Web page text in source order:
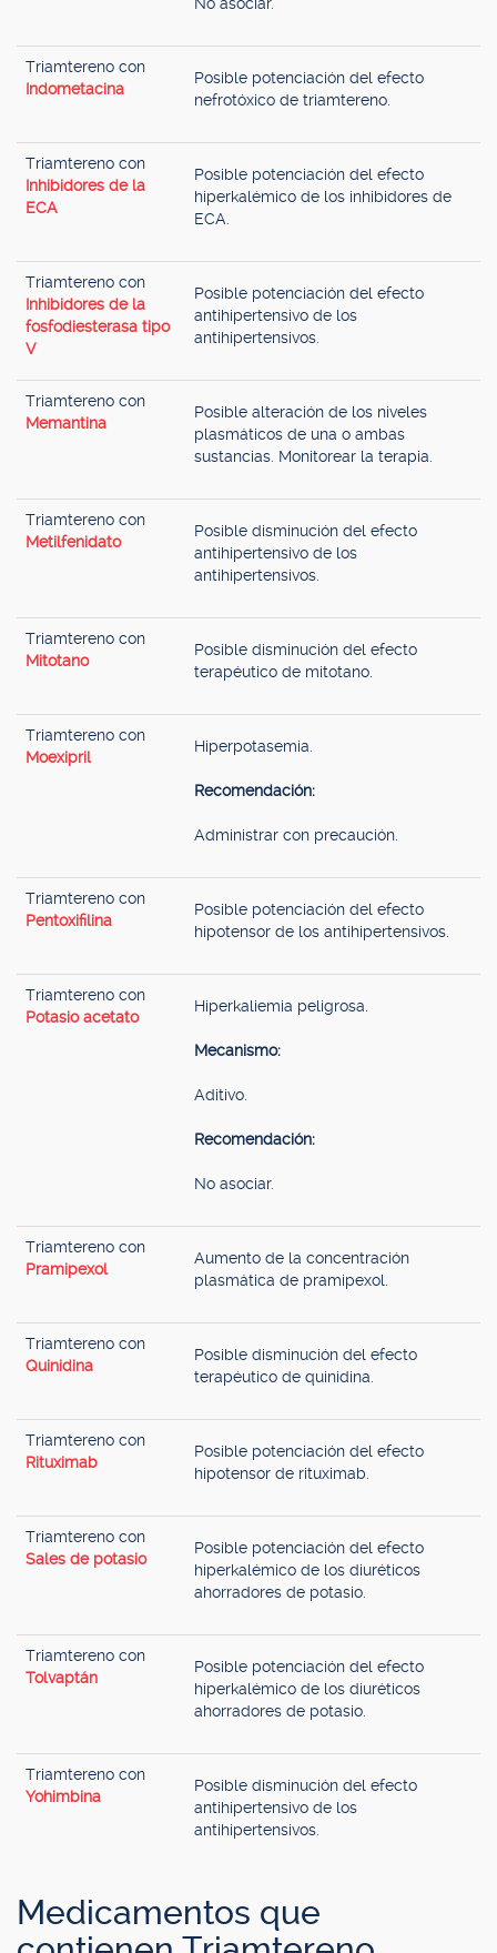
Triamtereno con
Indometacina
Posible potenciación del efecto
nefrotóxico de triamtereno.
Triamtereno con
Inhibidores de la
ECA
Posible potenciación del efecto
hiperkalémico de los inhibidores de
ECA.
Triamtereno con
Inhibidores de la
fosfodiesterasa tipo
V
Posible potenciación del efecto
antihipertensivo de los
antihipertensivos.
Triamtereno con
Memantina
Posible alteración de los niveles
plasmáticos de una o ambas
sustancias. Monitorear la terapia.
Triamtereno con
Metilfenidato
Posible disminución del efecto
antihipertensivo de los
antihipertensivos.
Triamtereno con
Mitotano
Posible disminución del efecto
terapéutico de mitotano.
Triamtereno con
Moexipril
Hiperpotasemia.
Recomendación:
Administrar con precaución.
Triamtereno con
Pentoxifilina
Posible potenciación del efecto
hipotensor de los antihipertensivos.
Triamtereno con
Potasio acetato
Hiperkaliemia peligrosa.
Mecanismo:
Aditivo.
Recomendación:
No asociar.
Triamtereno con
Pramipexol
Aumento de la concentración
plasmática de pramipexol.
Triamtereno con
Quinidina
Posible disminución del efecto
terapéutico de quinidina.
Triamtereno con
Rituximab
Posible potenciación del efecto
hipotensor de rituximab.
Triamtereno con
Sales de potasio
Posible potenciación del efecto
hiperkalémico de los diuréticos
ahorradores de potasio.
Triamtereno con
Tolvaptán
Posible potenciación del efecto
hiperkalémico de los diuréticos
ahorradores de potasio.
Triamtereno con
Yohimbina
Posible disminución del efecto
antihipertensivo de los
antihipertensivos.
Medicamentos que